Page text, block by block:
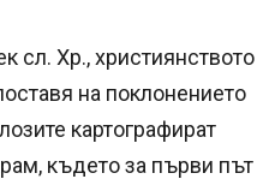
сл. Хр., християнството
на поклонението
картографират
където за първи път